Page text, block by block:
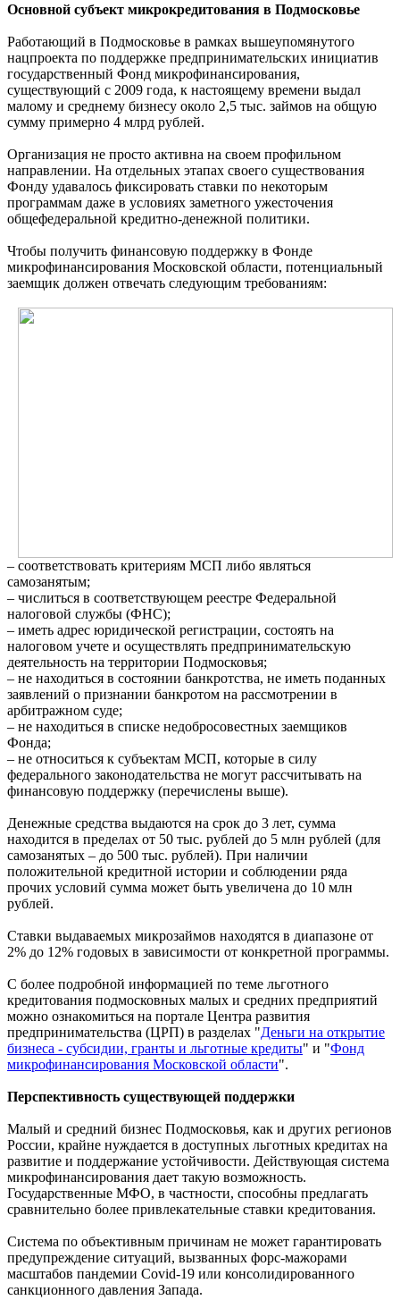
Основной субъект микрокредитования в Подмосковье
Работающий в Подмосковье в рамках вышеупомянутого
нацпроекта по поддержке предпринимательских инициатив
государственный Фонд микрофинансирования,
существующий с 2009 года, к настоящему времени выдал
малому и среднему бизнесу около 2,5 тыс. займов на общую
сумму примерно 4 млрд рублей.
Организация не просто активна на своем профильном
направлении. На отдельных этапах своего существования
Фонду удавалось фиксировать ставки по некоторым
программам даже в условиях заметного ужесточения
общефедеральной кредитно-денежной политики.
Чтобы получить финансовую поддержку в Фонде
микрофинансирования Московской области, потенциальный
заемщик должен отвечать следующим требованиям:
– соответствовать критериям МСП либо являться
самозанятым;
– числиться в соответствующем реестре Федеральной
налоговой службы (ФНС);
– иметь адрес юридической регистрации, состоять на
налоговом учете и осуществлять предпринимательскую
деятельность на территории Подмосковья;
– не находиться в состоянии банкротства, не иметь поданных
заявлений о признании банкротом на рассмотрении в
арбитражном суде;
– не находиться в списке недобросовестных заемщиков
Фонда;
– не относиться к субъектам МСП, которые в силу
федерального законодательства не могут рассчитывать на
финансовую поддержку (перечислены выше).
Денежные средства выдаются на срок до 3 лет, сумма
находится в пределах от 50 тыс. рублей до 5 млн рублей (для
самозанятых – до 500 тыс. рублей). При наличии
положительной кредитной истории и соблюдении ряда
прочих условий сумма может быть увеличена до 10 млн
рублей.
Ставки выдаваемых микрозаймов находятся в диапазоне от
2% до 12% годовых в зависимости от конкретной программы.
С более подробной информацией по теме льготного
кредитования подмосковных малых и средних предприятий
можно ознакомиться на портале Центра развития
предпринимательства (ЦРП) в разделах "Деньги на открытие
бизнеса - субсидии, гранты и льготные кредиты" и "Фонд
микрофинансирования Московской области".
Перспективность существующей поддержки
Малый и средний бизнес Подмосковья, как и других регионов
России, крайне нуждается в доступных льготных кредитах на
развитие и поддержание устойчивости. Действующая система
микрофинансирования дает такую возможность.
Государственные МФО, в частности, способны предлагать
сравнительно более привлекательные ставки кредитования.
Система по объективным причинам не может гарантировать
предупреждение ситуаций, вызванных форс-мажорами
масштабов пандемии Covid-19 или консолидированного
санкционного давления Запада.